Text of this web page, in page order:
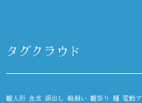
タグクラウド
雛人形 食堂 顔出し 鵜飼い 雛祭り 麺 電動